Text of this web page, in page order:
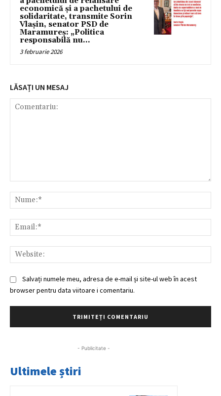
economică și a pachetului de
solidaritate, transmite Sorin
Vlașin, senator PSD de
Maramureș: „Politica
responsabilă nu...
3 februarie 2026
LĂSAȚI UN MESAJ
Salvați numele meu, adresa de e-mail și site-ul web în acest
browser pentru data viitoare i comentariu.
- Publicitate -
Ultimele știri